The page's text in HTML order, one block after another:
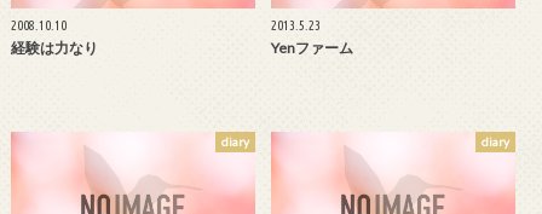
2008.10.10
経験は力なり
2013.5.23
Yenファーム
diary diary